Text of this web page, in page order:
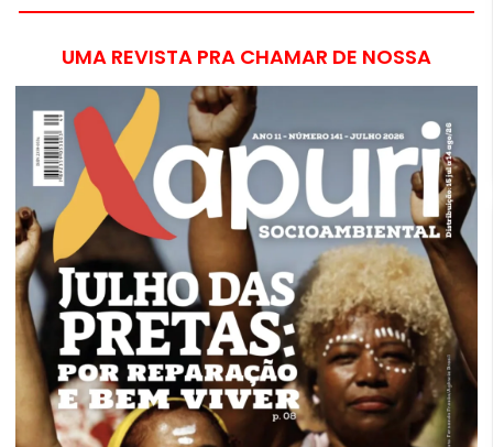
UMA REVISTA PRA CHAMAR DE NOSSA